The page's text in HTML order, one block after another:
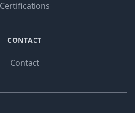
Certifications
CONTACT
Contact